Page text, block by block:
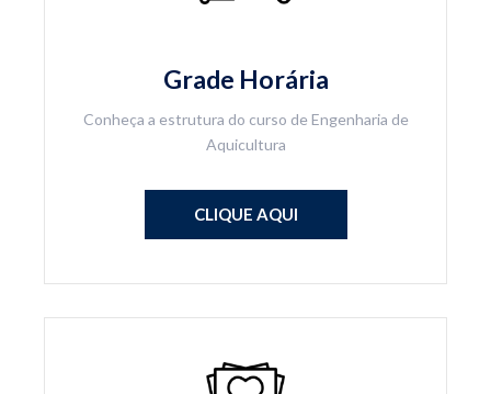
Grade Horária
Conheça a estrutura do curso de Engenharia de
Aquicultura
CLIQUE AQUI